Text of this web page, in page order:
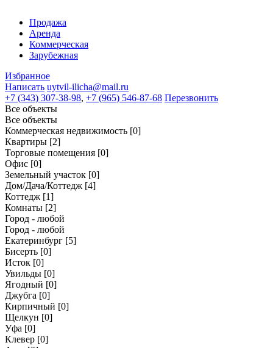
Продажа
Аренда
Коммерческая
Зарубежная
Избранное
Написать uytvil-ilicha@mail.ru
+7 (343) 307-38-98, +7 (965) 546-87-68 Перезвонить
Все объекты
Все объекты
Коммерческая недвижимость [0]
Квартиры [2]
Торговые помещения [0]
Офис [0]
Земельный участок [0]
Дом/Дача/Коттедж [4]
Коттедж [1]
Комнаты [2]
Город - любой
Город - любой
Екатеринбург [5]
Бисерть [0]
Исток [0]
Увильды [0]
Ягодный [0]
Джубга [0]
Кирпичный [0]
Щелкун [0]
Уфа [0]
Клевер [0]